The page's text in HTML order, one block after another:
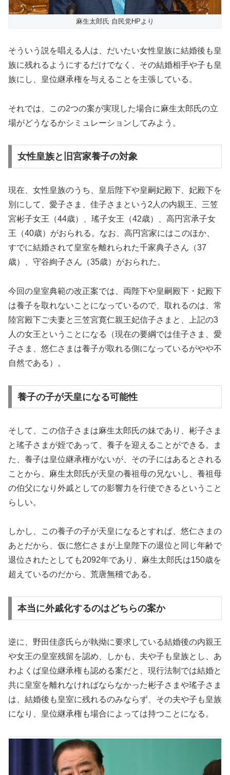
麻生太郎氏 自民党HPより
そういう説を唱える人は、だいたい女性皇族に結婚後も皇
族に残れるようにするだけでなく、その結婚相手や子も皇
族にし、皇位継承権を与えることを主張している。
それでは、この2つの案が実現した場合に麻生太郎氏の立
場がどうなるかシミュレーションしてみよう。
女性皇族と旧宮家養子の対象
現在、女性皇族のうち、皇后陛下や皇嗣妃殿下、妃殿下を
別にして、愛子さま、佳子さまという2人の内親王、三笠
宮彬子女王（44歳）、瑤子女王（42歳）、高円宮承子女
王（40歳）がおられる。なお、高円宮家にはこのほか、
すでに結婚されて皇室を離れられた千家典子さん（37
歳）、守谷絢子さん（35歳）がおられた。
今回の皇室典範の改正案では、両陛下や皇嗣殿下・妃殿下
は養子を取れないことになっているので、取れるのは、常
陸宮殿下ご夫妻と三笠宮寛仁親王妃信子さまと、上記の3
人の女王ということになる（現在の要綱では佳子さま、愛
子さま、悠仁さまは養子が取れる側になっているがやや不
自然である）。
養子の子が天皇になる可能性
そして、この信子さまは麻生太郎氏の妹であり、彬子さま
と瑤子さまが姪であって、養子を迎えることができる。ま
た、養子は皇位継承権がないが、その子にはあるとされる
ことから、麻生太郎氏が天皇の養祖母の兄ないし、養祖母
の伯父になり外戚としての影響力を行使できるということ
らしい。
しかし、この養子の子が天皇になるとすれば、悠仁さまの
あとだから、仮に悠仁さまが上皇陛下の退位と同じ年齢で
退位されたとしても2092年であり、麻生太郎氏は150歳を
超えているのだから、荒唐無稽である。
本当に外戚化するのはどちらの案か
逆に、野田佳彦氏らが執拗に要求している結婚後の内親王
や女王の皇室残留を認め、しかも、夫や子も皇族とし、あ
わよくば皇位継承権も認める案だと、現行法制では結婚と
共に皇室を離れなければならなかった彬子さまや瑤子さま
は、結婚後も皇室に残れるのみならず、その夫や子も皇族
になり、皇位継承権も場合によっては持つことになる。